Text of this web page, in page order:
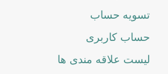
تسویه حساب
حساب کاربری
لیست علاقه مندی ها